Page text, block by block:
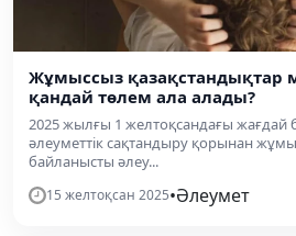
Жұмыссыз қазақстандықтар
қандай төлем ала алады?
2025 жылғы 1 желтоқсандағы
әлеуметтік сақтандыру қорынан
байланысты әлеу...
15 желтоқсан 2025•Әлеумет